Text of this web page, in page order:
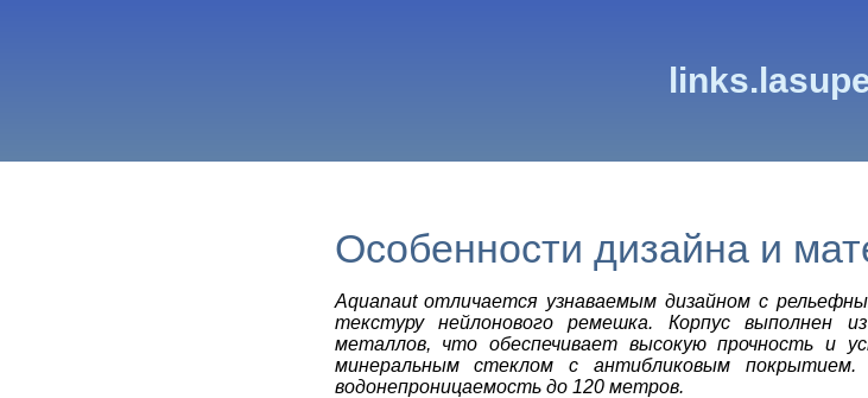
Особенности дизайна и
Aquanaut отличается узнаваемым дизайном с
текстуру нейлонового ремешка. Корпус выполнен
металлов, что обеспечивает высокую прочность и
минеральным стеклом с антибликовым покрытием.
водонепроницаемость до 120 метров.